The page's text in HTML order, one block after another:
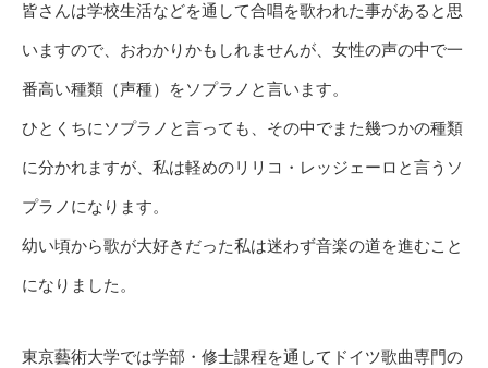
皆さんは学校生活などを通して合唱を歌われた事があると思
いますので、おわかりかもしれませんが、女性の声の中で一
番高い種類（声種）をソプラノと言います。
ひとくちにソプラノと言っても、その中でまた幾つかの種類
に分かれますが、私は軽めのリリコ・レッジェーロと言うソ
プラノになります。
幼い頃から歌が大好きだった私は迷わず音楽の道を進むこと
になりました。
東京藝術大学では学部・修士課程を通してドイツ歌曲専門の